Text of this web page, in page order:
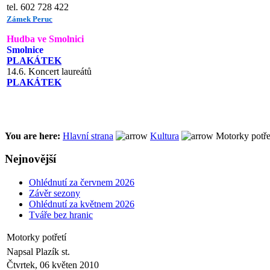
tel. 602 728 422
Zámek Peruc
Hudba ve Smolnici
Smolnice
PLAKÁTEK
14.6. Koncert laureátů
PLAKÁTEK
You are here: Hlavní strana Kultura Motorky
Nejnovější
Ohlédnutí za červnem 2026
Závěr sezony
Ohlédnutí za květnem 2026
Tváře bez hranic
Motorky potřetí
Napsal Plazík st.
Čtvrtek, 06 květen 2010